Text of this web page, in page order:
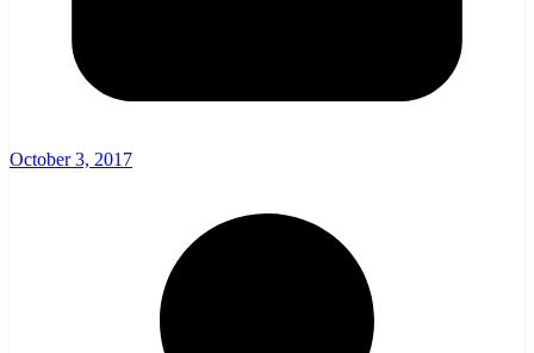
October 3, 2017